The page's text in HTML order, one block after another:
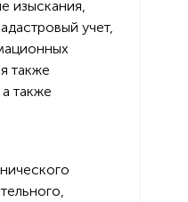
изыскания,
учет,
также
также